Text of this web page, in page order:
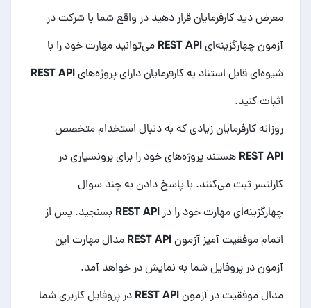
معرض دید کارفرمایان قرار دهید در واقع شما با شرکت در
آزمون چهارگزینه‌ای REST API می‌توانید مهارت خود را با
شیوه‌ای قابل استناد به کارفرمایان دارایپروژه‌های REST API
اثبات کنید.
روزانه کارفرمایان زیادی که به دنبال استخداممتخصص
REST API هستند پروژه‌های خود را برای برونسپاری در
کارلنسر ثبت می‌کنند. با پاسخ دادن به چند سوال
چهارگزینه‌ای مهارت خود را در REST API بسنجید. پس از
اتمام موفقیت آمیز آزمون REST API مدال مهارت این
آزمون در پروفایل شما به نمایش در خواهد آمد.
مدال موفقیت در آزمون REST API در پروفایل کاربری شما